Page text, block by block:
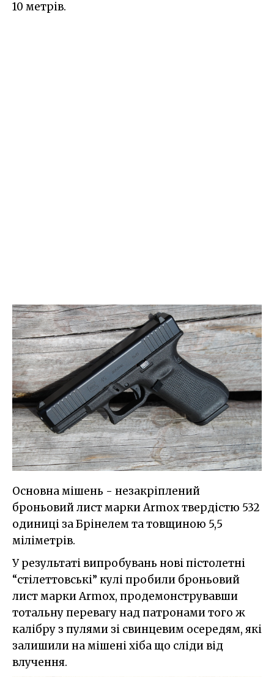
10 метрів.
Основна мішень - незакріплений
броньовий лист марки Armox твердістю 532
одиниці за Брінелем та товщиною 5,5
міліметрів.
У результаті випробувань нові пістолетні
“стілеттовські” кулі пробили броньовий
лист марки Armox, продемонструвавши
тотальну перевагу над патронами того ж
калібру з пулями зі свинцевим осередям, які
залишили на мішені хіба що сліди від
влучення.